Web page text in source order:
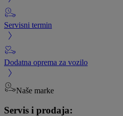
Servisni termin
Dodatna oprema za vozilo
Naše marke
Servis i prodaja: